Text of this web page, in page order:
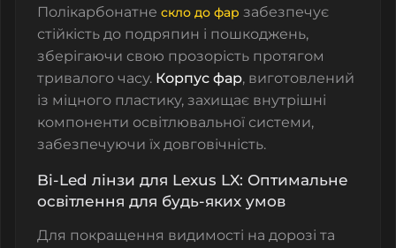
Полікарбонатне скло до фар забезпечує
стійкість до подряпин і пошкоджень,
зберігаючи свою прозорість протягом
тривалого часу. Корпус фар, виготовлений
із міцного пластику, захищає внутрішні
компоненти освітлювальної системи,
забезпечуючи їх довговічність.
Bi-Led лінзи для Lexus LX: Оптимальне
освітлення для будь-яких умов
Для покращення видимості на дорозі та